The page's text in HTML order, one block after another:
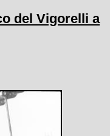
del Vigorelli a